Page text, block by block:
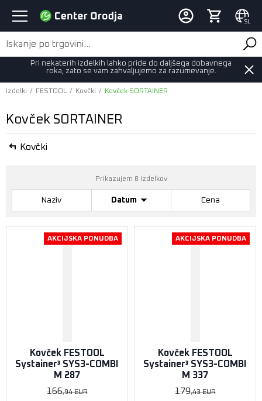
SL
Pri nekaterih izdelkih lahko pride do daljšega dobavnega
roka, zato se vam zahvaljujemo za razumevanje.
Izdelki / FESTOOL / Kovčki / Kovček SORTAINER
Kovček SORTAINER
Kovčki
Prikazujem 8 izdelkov
Naziv Datum Cena
AKCIJSKA PONUDBA
Kovček FESTOOL
Systainer³ SYS3-COMBI
M 287
166,94EUR
AKCIJSKA PONUDBA
Kovček FESTOOL
Systainer³ SYS3-COMBI
M 337
179,43EUR